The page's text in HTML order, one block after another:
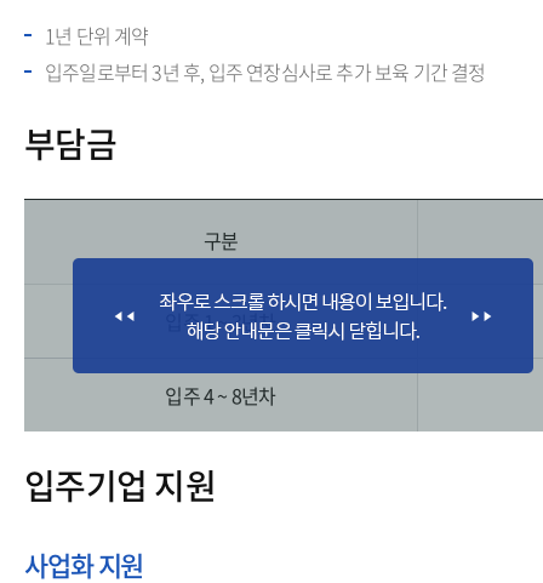
1년 단위 계약
입주일로부터 3년 후, 입주 연장심사로 추가 보육 기간 결정
부담금
구분
입주 1 ~ 3년차
입주 4 ~ 8년차
입주기업 지원
사업화 지원